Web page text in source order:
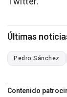
Últimas
Pedro Sánchez
Contenido